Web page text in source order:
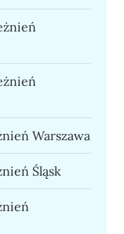
Warszawa
Śląsk